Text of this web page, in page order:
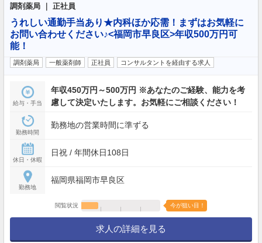
調剤薬局 ｜ 正社員
うれしい通勤手当あり★内科ほか応需！まずはお気軽に
お問い合わせください♪<福岡市早良区>年収500万円可
能！
調剤薬局 一般薬剤師 正社員 コンサルタントを経由する求人
給与・手当
年収450万円～500万円 ※あなたのご経験、能力を考
慮して決定いたします。お気軽にご相談ください！
勤務時間
勤務地の営業時間に準ずる
休日・休暇
日祝 / 年間休日108日
勤務地
福岡県福岡市早良区
閲覧状況 今が狙い目！
求人の詳細を見る